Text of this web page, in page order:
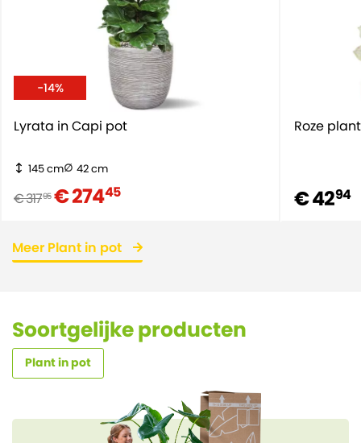
-14%
Lyrata in Capi pot
145 cm 42 cm
€ 31795 € 27445
Roze
€ 4294
Meer Plant in pot
Soortgelijke producten
Plant in pot